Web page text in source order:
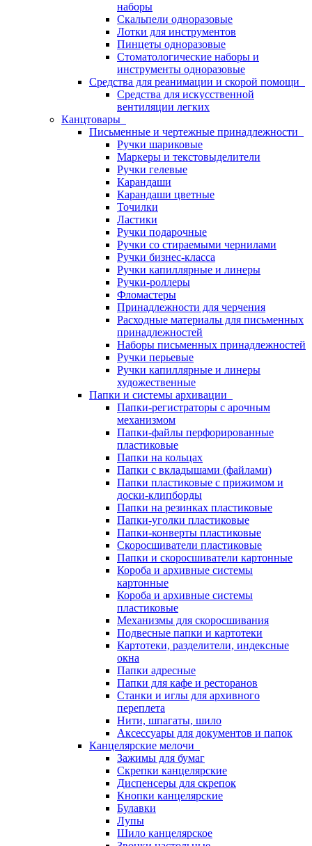
наборы
Скальпели одноразовые
Лотки для инструментов
Пинцеты одноразовые
Стоматологические наборы и
инструменты одноразовые
Средства для реанимации и скорой помощи
Средства для искусственной
вентиляции легких
Канцтовары
Письменные и чертежные принадлежности
Ручки шариковые
Маркеры и текстовыделители
Ручки гелевые
Карандаши
Карандаши цветные
Точилки
Ластики
Ручки подарочные
Ручки со стираемыми чернилами
Ручки бизнес-класса
Ручки капиллярные и линеры
Ручки-роллеры
Фломастеры
Принадлежности для черчения
Расходные материалы для письменных
принадлежностей
Наборы письменных принадлежностей
Ручки перьевые
Ручки капиллярные и линеры
художественные
Папки и системы архивации
Папки-регистраторы с арочным
механизмом
Папки-файлы перфорированные
пластиковые
Папки на кольцах
Папки с вкладышами (файлами)
Папки пластиковые с прижимом и
доски-клипборды
Папки на резинках пластиковые
Папки-уголки пластиковые
Папки-конверты пластиковые
Скоросшиватели пластиковые
Папки и скоросшиватели картонные
Короба и архивные системы
картонные
Короба и архивные системы
пластиковые
Механизмы для скоросшивания
Подвесные папки и картотеки
Картотеки, разделители, индексные
окна
Папки адресные
Папки для кафе и ресторанов
Станки и иглы для архивного
переплета
Нити, шпагаты, шило
Аксессуары для документов и папок
Канцелярские мелочи
Зажимы для бумаг
Скрепки канцелярские
Диспенсеры для скрепок
Кнопки канцелярские
Булавки
Лупы
Шило канцелярское